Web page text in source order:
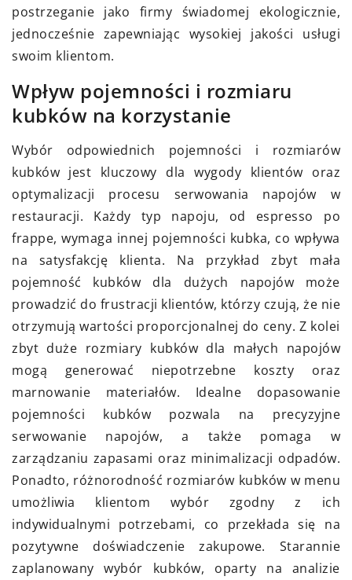
postrzeganie jako firmy świadomej ekologicznie,
jednocześnie zapewniając wysokiej jakości usługi
swoim klientom.
Wpływ pojemności i rozmiaru
kubków na korzystanie
Wybór odpowiednich pojemności i rozmiarów
kubków jest kluczowy dla wygody klientów oraz
optymalizacji procesu serwowania napojów w
restauracji. Każdy typ napoju, od espresso po
frappe, wymaga innej pojemności kubka, co wpływa
na satysfakcję klienta. Na przykład zbyt mała
pojemność kubków dla dużych napojów może
prowadzić do frustracji klientów, którzy czują, że nie
otrzymują wartości proporcjonalnej do ceny. Z kolei
zbyt duże rozmiary kubków dla małych napojów
mogą generować niepotrzebne koszty oraz
marnowanie materiałów. Idealne dopasowanie
pojemności kubków pozwala na precyzyjne
serwowanie napojów, a także pomaga w
zarządzaniu zapasami oraz minimalizacji odpadów.
Ponadto, różnorodność rozmiarów kubków w menu
umożliwia klientom wybór zgodny z ich
indywidualnymi potrzebami, co przekłada się na
pozytywne doświadczenie zakupowe. Starannie
zaplanowany wybór kubków, oparty na analizie